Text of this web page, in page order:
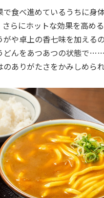
食べ進めているうちに身
さらにホットな効果を高め
や卓上の香七味を加える
どんをあつあつの状態で……
ありがたさをかみしめられ